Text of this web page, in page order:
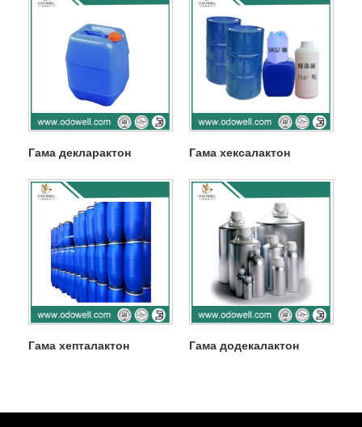
Гама декларактон Гама хексалактон
Гама хепталактон Гама додекалактон